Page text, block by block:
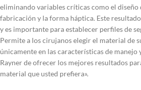
eliminando variables críticas como el diseño
fabricación y la forma háptica. Este
y es importante para establecer perfiles de
Permite a los cirujanos elegir el material de
únicamente en las características de manejo
Rayner de ofrecer los mejores resultados
material que usted prefiera».